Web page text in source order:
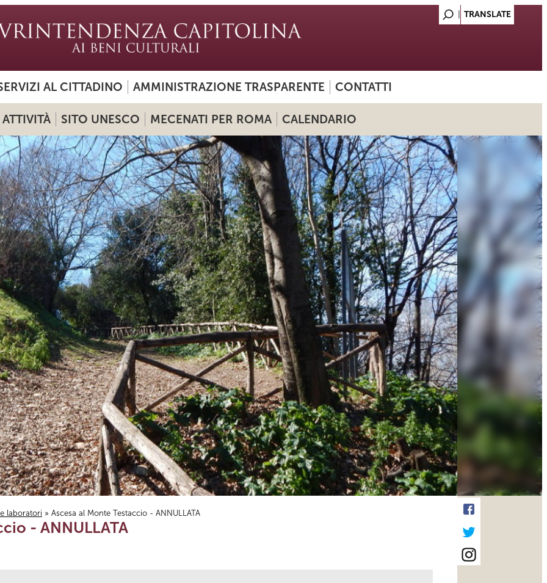
AL CITTADINO AMMINISTRAZIONE TRASPARENTE CONTATTI
ATTIVITÀ SITO UNESCO MECENATI PER ROMA CALENDARIO
laboratori » Ascesa al Monte Testaccio - ANNULLATA
- ANNULLATA